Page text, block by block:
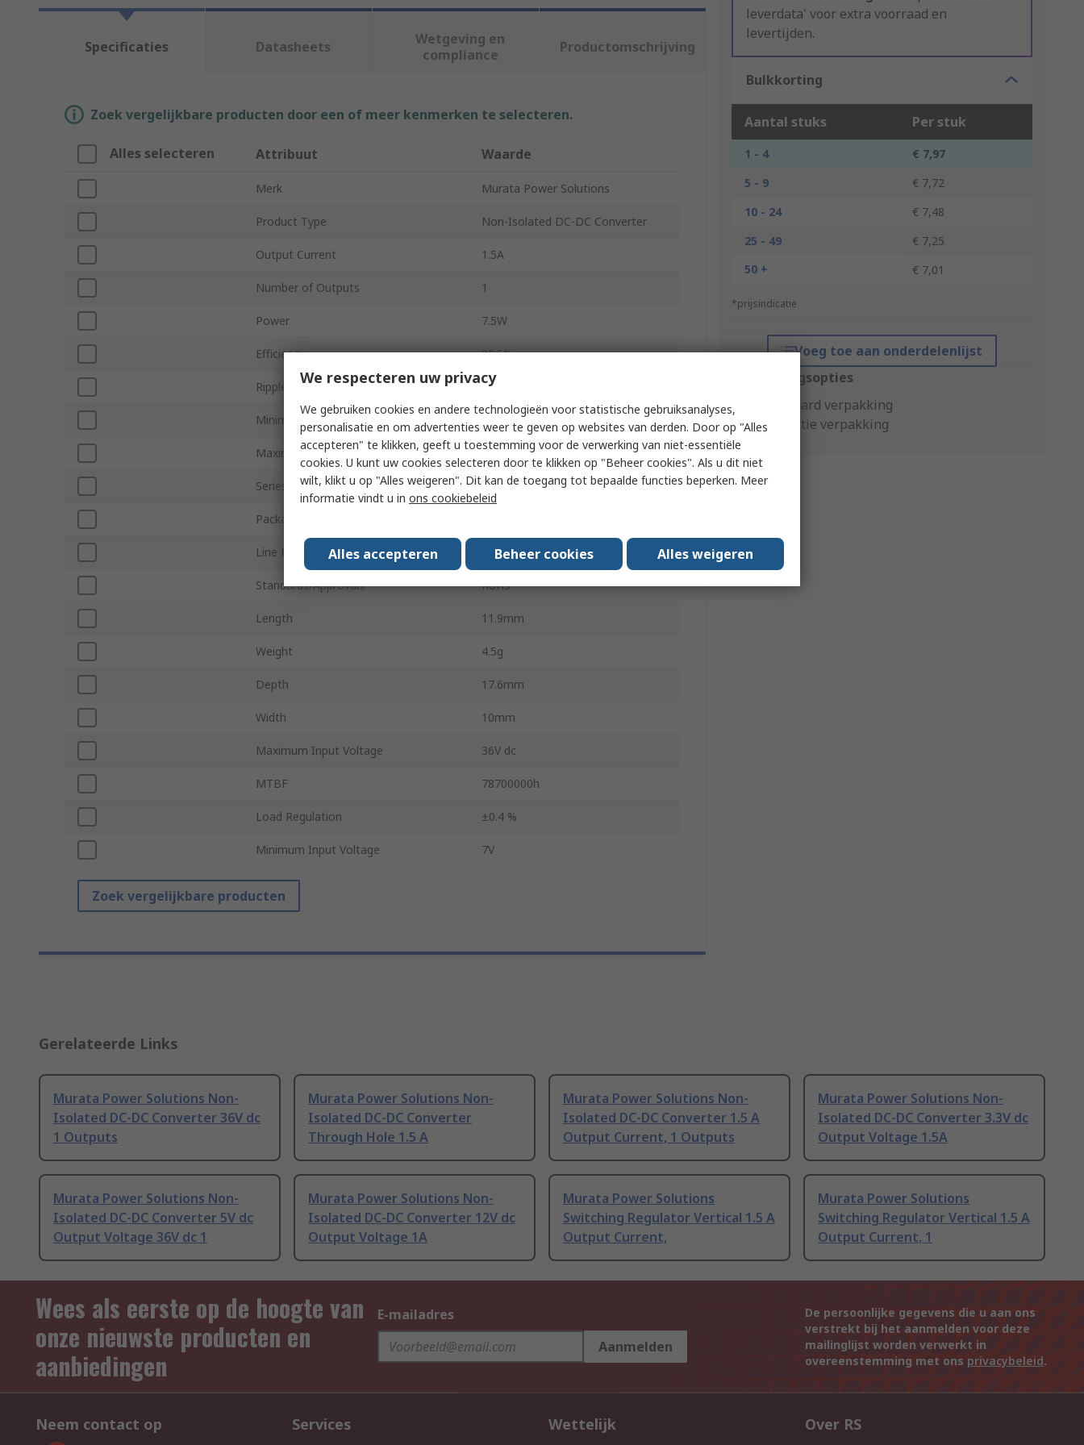
leverdata' voor extra voorraad en
levertijden.
Bulkkorting
Aantal stuks Per stuk
1 - 4
€ 7,97
5 - 9
€ 7,72
10 - 24
€ 7,48
25 - 49
€ 7,25
50 +
€ 7,01
*prijsindicatie
Voeg toe aan onderdelenlijst
Verpakkingsopties
Standaard verpakking
Productie verpakking
Specificaties Datasheets
Wetgeving en
compliance
Productomschrijving
Zoek vergelijkbare producten door een of meer kenmerken te selecteren.
Alles selecteren Attribuut Waarde
Merk Murata Power Solutions
Product Type Non-Isolated DC-DC Converter
Output Current 1.5A
Number of Outputs 1
Power 7.5W
Efficiency 90.5%
Ripple and Noise 75mV Pk-Pk
Minimum Operating Temperature
Maximum Operating Temperature 85°C
Series OKI-78SR
Package Type
Line Regulation ±0.3 %
Standards/Approvals RoHS
Length 11.9mm
Weight 4.5g
Depth 17.6mm
Width 10mm
Maximum Input Voltage 36V dc
MTBF 78700000h
Load Regulation ±0.4 %
Minimum Input Voltage 7V
Zoek vergelijkbare producten
Gerelateerde Links
Murata Power Solutions Non-
Isolated DC-DC Converter 36V dc
1 Outputs
Murata Power Solutions Non-
Isolated DC-DC Converter
Through Hole 1.5 A
Murata Power Solutions Non-
Isolated DC-DC Converter 1.5 A
Output Current, 1 Outputs
Murata Power Solutions Non-
Isolated DC-DC Converter 3.3V dc
Output Voltage 1.5A
Murata Power Solutions Non-
Isolated DC-DC Converter 5V dc
Output Voltage 36V dc 1
Murata Power Solutions Non-
Isolated DC-DC Converter 12V dc
Output Voltage 1A
Murata Power Solutions
Switching Regulator Vertical 1.5 A
Output Current,
Murata Power Solutions
Switching Regulator Vertical 1.5 A
Output Current, 1
Wees als eerste op de hoogte van
onze nieuwste producten en
aanbiedingen
E-mailadres
Aanmelden
De persoonlijke gegevens die u aan ons
verstrekt bij het aanmelden voor deze
mailinglijst worden verwerkt in
overeenstemming met ons privacybeleid.
Neem contact op Services Wettelijk Over RS
We respecteren uw privacy
We gebruiken cookies en andere technologieën voor statistische gebruiksanalyses,
personalisatie en om advertenties weer te geven op websites van derden. Door op "Alles
accepteren" te klikken, geeft u toestemming voor de verwerking van niet-essentiële
cookies. U kunt uw cookies selecteren door te klikken op "Beheer cookies". Als u dit niet
wilt, klikt u op "Alles weigeren". Dit kan de toegang tot bepaalde functies beperken. Meer
informatie vindt u in ons cookiebeleid
Alles accepteren Beheer cookies Alles weigeren